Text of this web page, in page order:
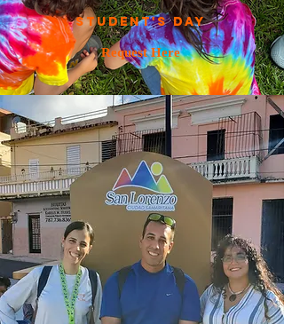
Student's day
Request Here